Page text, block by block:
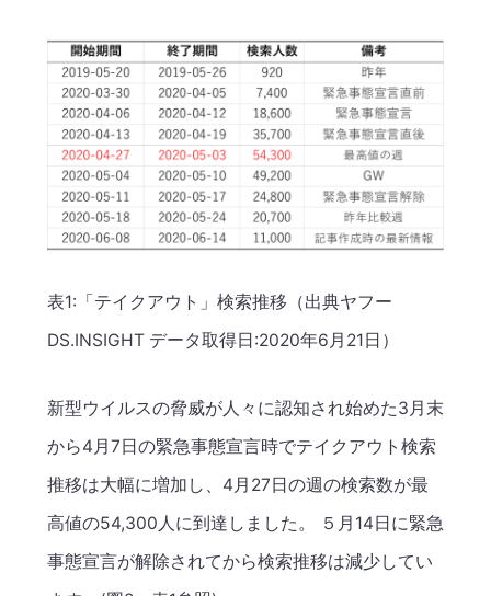
表1:「テイクアウト」検索推移（出典ヤフー
DS.INSIGHT データ取得日:2020年6月21日）
新型ウイルスの脅威が人々に認知され始めた3月末
から4月7日の緊急事態宣言時でテイクアウト検索
推移は大幅に増加し、4月27日の週の検索数が最
高値の54,300人に到達しました。 ５月14日に緊急
事態宣言が解除されてから検索推移は減少してい